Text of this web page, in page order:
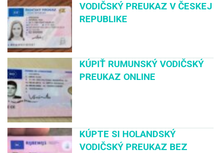
VODIČSKÝ PREUKAZ V ČESKEJ
REPUBLIKE
KÚPIŤ RUMUNSKÝ VODIČSKÝ
PREUKAZ ONLINE
KÚPTE SI HOLANDSKÝ
VODIČSKÝ PREUKAZ BEZ